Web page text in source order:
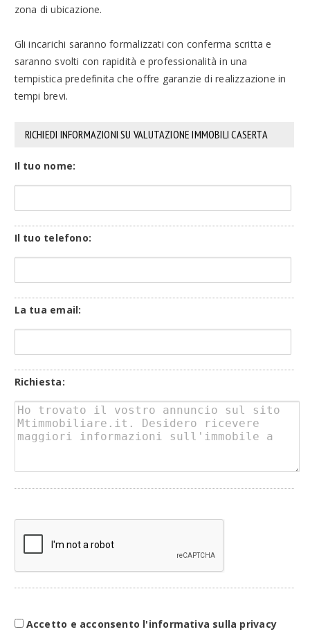
zona di ubicazione.
Gli incarichi saranno formalizzati con conferma scritta e
saranno svolti con rapidità e professionalità in una
tempistica predefinita che offre garanzie di realizzazione in
tempi brevi.
RICHIEDI INFORMAZIONI SU VALUTAZIONE IMMOBILI CASERTA
Il tuo nome:
Il tuo telefono:
La tua email:
Richiesta:
Accetto e acconsento l'informativa sulla privacy